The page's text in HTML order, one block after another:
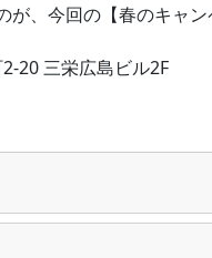
が、今回の【春のキャ
20 三栄広島ビル2F